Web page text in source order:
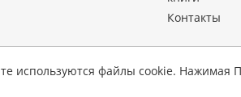
Контакты
Копирование, перепечатка, либо
используются файлы cookie. Нажимая